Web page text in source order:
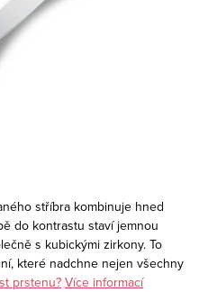
stříbra kombinuje hned
do kontrastu staví jemnou
s kubickými zirkony. To
které nadchne nejen všechny
prstenu?Více informací